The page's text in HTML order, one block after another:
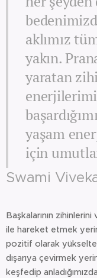
aklımız
yakın.
yaratan
yaşam
için
Swami
Başkalarının
ile hareket etmek
pozitif olarak
dışarıya çevirmek
keşfedip